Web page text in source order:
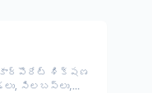
కార్పొరేట్ శిక్షణ
సిలబస్‌లు,